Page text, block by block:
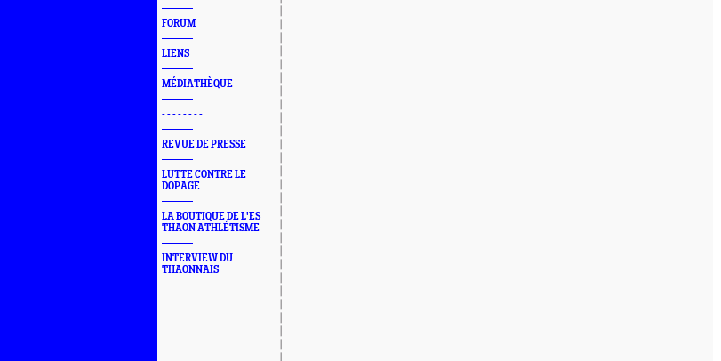
FORUM
LIENS
MÉDIATHÈQUE
- - - - - - - -
REVUE DE PRESSE
LUTTE CONTRE LE
DOPAGE
LA BOUTIQUE DE L'ES
THAON ATHLÉTISME
INTERVIEW DU
THAONNAIS